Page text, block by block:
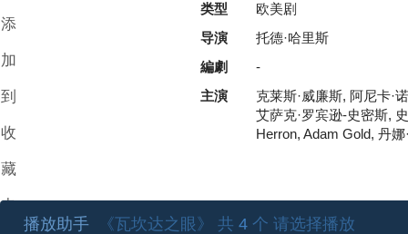
添
加
到
收
藏
夹
类型
欧美剧
导演
托德·哈里斯
編劇
-
主演
克莱斯·威廉斯, 阿尼卡·
艾萨克·罗宾逊-史密斯,
Herron, Adam Gold, 丹
播放助手 《瓦坎达之眼》 共 4 个 请选择播放